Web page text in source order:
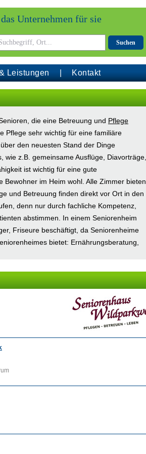
Unternehmen für sie
Suchen
Leistungen Kontakt
die eine Betreuung und Pflege
Pflege sehr wichtig für eine familiäre
den neuesten Stand der Dinge
z.B. gemeinsame Ausflüge, Diavorträge,
ist wichtig für eine gute
im Heim wohl. Alle Zimmer bieten
und Betreuung finden direkt vor Ort in den
denn nur durch fachliche Kompetenz,
abstimmen. In einem Seniorenheim
Friseure beschäftigt, da Seniorenheime
bietet: Ernährungsberatung,
Fachwissen über Pflege,